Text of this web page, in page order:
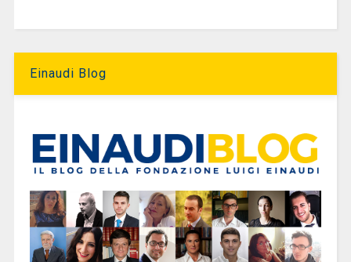
Einaudi Blog